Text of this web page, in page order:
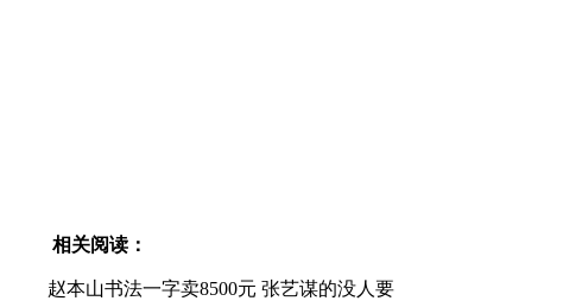
相关阅读：
赵本山书法一字卖8500元 张艺谋的没人要